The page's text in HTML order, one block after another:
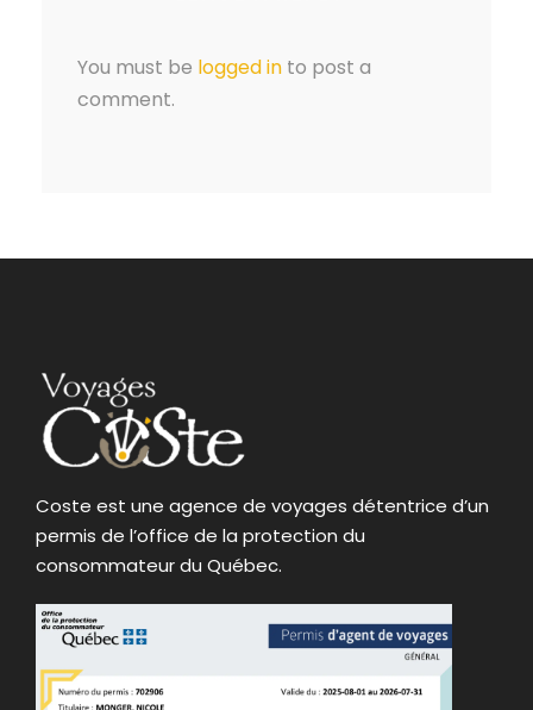
You must be logged in to post a
comment.
Coste est une agence de voyages détentrice d’un
permis de l’office de la protection du
consommateur du Québec.